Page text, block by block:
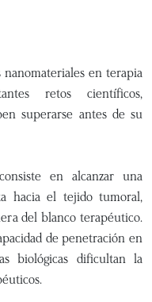
en terapia
retos científicos,
superarse antes de su
en alcanzar una
hacia el tejido tumoral,
del blanco terapéutico.
de penetración en
biológicas dificultan la